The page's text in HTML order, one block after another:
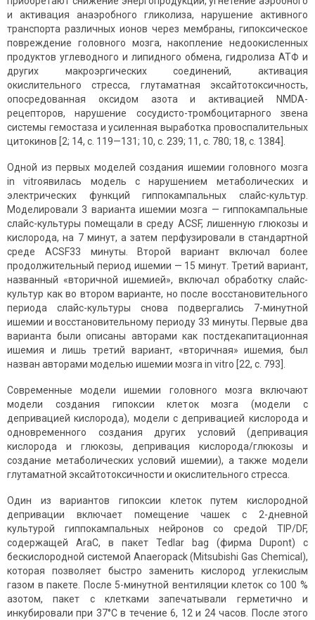
и активация анаэробного гликолиза, нарушение активного
транспорта различных ионов через мембраны, гипоксическое
повреждение головного мозга, накопление недоокисленных
продуктов углеводного и липидного обмена, гидролиза АТФ и
других макроэргических соединений, активация
окислительного стресса, глутаматная эксайтотоксичность,
опосредованная оксидом азота и активацией NMDA-
рецепторов, нарушение сосудисто-тромбоцитарного звена
системы гемостаза и усиленная выработка провоспалительных
цитокинов [2; 14, с. 119—131; 10, с. 239; 11, с. 780; 18, с. 1384].
Одной из первых моделей создания ишемии головного мозга
in vitroявилась модель с нарушением метаболических и
электрических функций гиппокампальных слайс-культур.
Моделировали 3 варианта ишемии мозга — гиппокампальные
слайс-культуры помещали в среду ACSF, лишенную глюкозы и
кислорода, на 7 минут, а затем перфузировали в стандартной
среде ACSF33 минуты. Второй вариант включал более
продолжительный период ишемии — 15 минут. Третий вариант,
названный «вторичной ишемией», включал обработку слайс-
культур как во втором варианте, но после восстановительного
периода слайс-культуры снова подвергались 7-минутной
ишемии и восстановительному периоду 33 минуты. Первые два
варианта были описаны авторами как постдекапитационная
ишемия и лишь третий вариант, «вторичная» ишемия, был
назван авторами моделью ишемии мозга in vitro [22, с. 793].
Современные модели ишемии головного мозга включают
модели создания гипоксии клеток мозга (модели с
депривацией кислорода), модели с депривацией кислорода и
одновременного создания других условий (депривация
кислорода и глюкозы, депривация кислорода/глюкозы и
создание метаболических условий ишемии), а также модели
глутаматной эксайтотоксичности и окислительного стресса.
Один из вариантов гипоксии клеток путем кислородной
депривации включает помещение чашек с 2-дневной
культурой гиппокампальных нейронов со средой TIP/DF,
содержащей AraC, в пакет Tedlar bag (фирма Dupont) с
бескислородной системой Anaeropack (Mitsubishi Gas Chemical),
которая позволяет быстро заменить кислород углекислым
газом в пакете. После 5-минутной вентиляции клеток со 100 %
азотом, пакет с клетками запечатывали герметично и
инкубировали при 37°С в течение 6, 12 и 24 часов. После этого